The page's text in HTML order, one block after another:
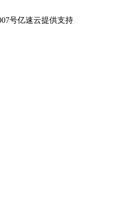
号亿速云提供支持